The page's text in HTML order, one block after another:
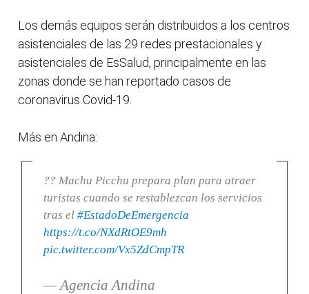
Los demás equipos serán distribuidos a los centros
asistenciales de las 29 redes prestacionales y
asistenciales de EsSalud, principalmente en las
zonas donde se han reportado casos de
coronavirus Covid-19.
Más en Andina:
?? Machu Picchu prepara plan para atraer
turistas cuando se restablezcan los servicios
tras el #EstadoDeEmergencia
https://t.co/NXdRtOE9mh
pic.twitter.com/Vx5ZdCmpTR
— Agencia Andina